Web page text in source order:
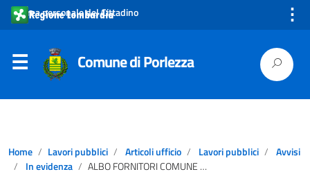
Area personale del Cittadino ⋮
Comune di Porlezza
Home Lavori pubblici Articoli ufficio Lavori pubblici
Avvisi
In evidenza
ALBO FORNITORI COMUNE DI PORLEZZA